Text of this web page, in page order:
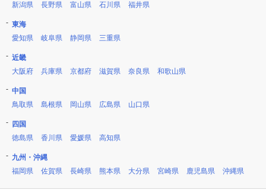
新潟県
長野県 富山県 石川県 福井県
東海
愛知県
岐阜県 静岡県 三重県
近畿
大阪府
兵庫県 京都府 滋賀県 奈良県 和歌山県
中国
鳥取県
島根県 岡山県 広島県 山口県
四国
徳島県
香川県 愛媛県 高知県
九州・沖縄
福岡県
佐賀県 長崎県 熊本県 大分県 宮崎県 鹿児島県 沖縄県